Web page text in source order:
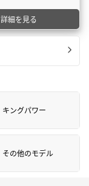
詳細を見る
キングパワー
その他のモデル